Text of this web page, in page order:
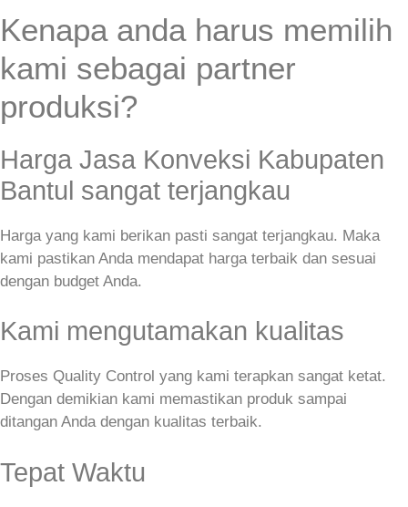
Kenapa anda harus memilih
kami sebagai partner
produksi?
Harga Jasa Konveksi Kabupaten
Bantul sangat terjangkau
Harga yang kami berikan pasti sangat terjangkau. Maka
kami pastikan Anda mendapat harga terbaik dan sesuai
dengan budget Anda.
Kami mengutamakan kualitas
Proses Quality Control yang kami terapkan sangat ketat.
Dengan demikian kami memastikan produk sampai
ditangan Anda dengan kualitas terbaik.
Tepat Waktu